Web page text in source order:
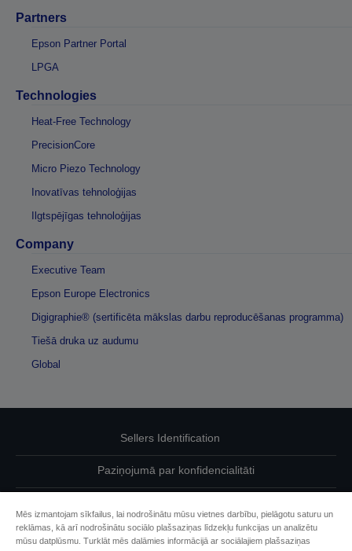
Partners
Epson Partner Portal
LPGA
Technologies
Heat-Free Technology
PrecisionCore
Micro Piezo Technology
Inovatīvas tehnoloģijas
Ilgtspējīgas tehnoloģijas
Company
Executive Team
Epson Europe Electronics
Digigraphie® (sertificēta mākslas darbu reproducēšanas programma)
Tiešā druka uz audumu
Global
Sellers Identification
Paziņojumā par konfidencialitāti
Sazinieties ar mums par saviem datiem
Mēs izmantojam sīkfailus, lai nodrošinātu mūsu vietnes darbību, pielāgotu saturu un
reklāmas, kā arī nodrošinātu sociālo plašsaziņas līdzekļu funkcijas un analizētu
mūsu datplūsmu. Turklāt mēs dalāmies informācijā ar sociālajiem plašsaziņas